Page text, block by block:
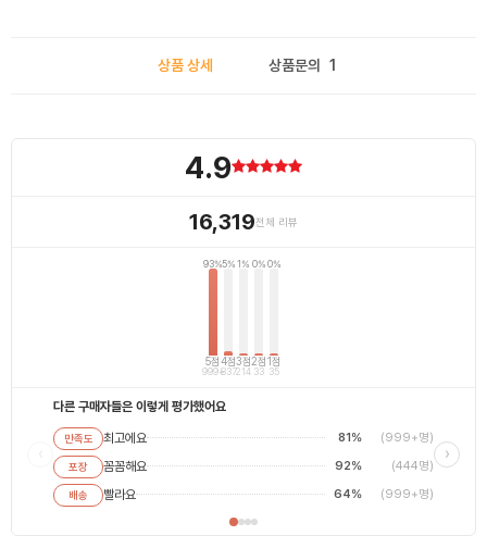
상품 상세 상품문의 1
4.9
16,319전체 리뷰
93%
5점
999+
5%
4점
837
1%
3점
214
0%
2점
33
0%
1점
35
다른 구매자들은 이렇게 평가했어요
만족도 최고에요 81% (999+명)
포장 꼼꼼해요 92% (444명)
배송 빨라요 64% (999+명)
최고에
별로에
›